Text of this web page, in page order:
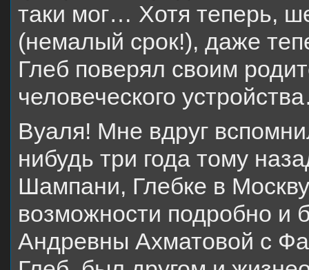
таки мог… Хотя теперь,
(немалый срок!), даже
Глеб поверял своим
человеческого
Вуаля! Мне вдруг
нибудь три года тому
Шампани, Глебке в
возможности подробно и
Андревны Ахматовой с